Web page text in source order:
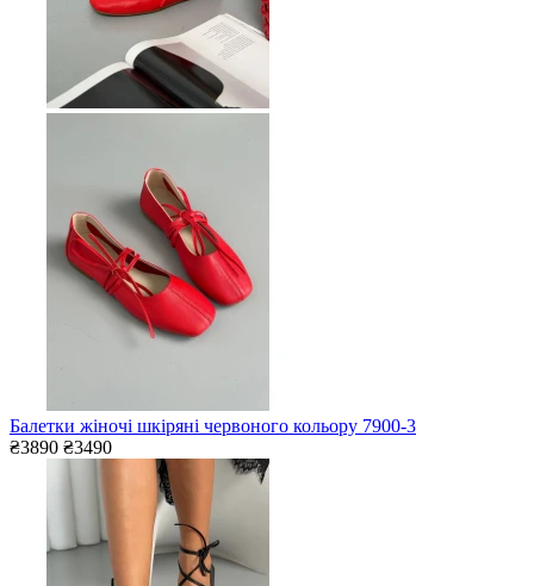
Балетки жіночі шкіряні червоного кольору 7900-3
₴3890 ₴3490